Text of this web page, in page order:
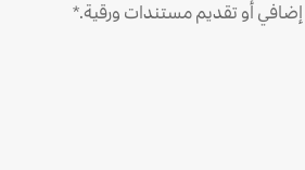
إضافي أو تقديم مستندات ورقية.*